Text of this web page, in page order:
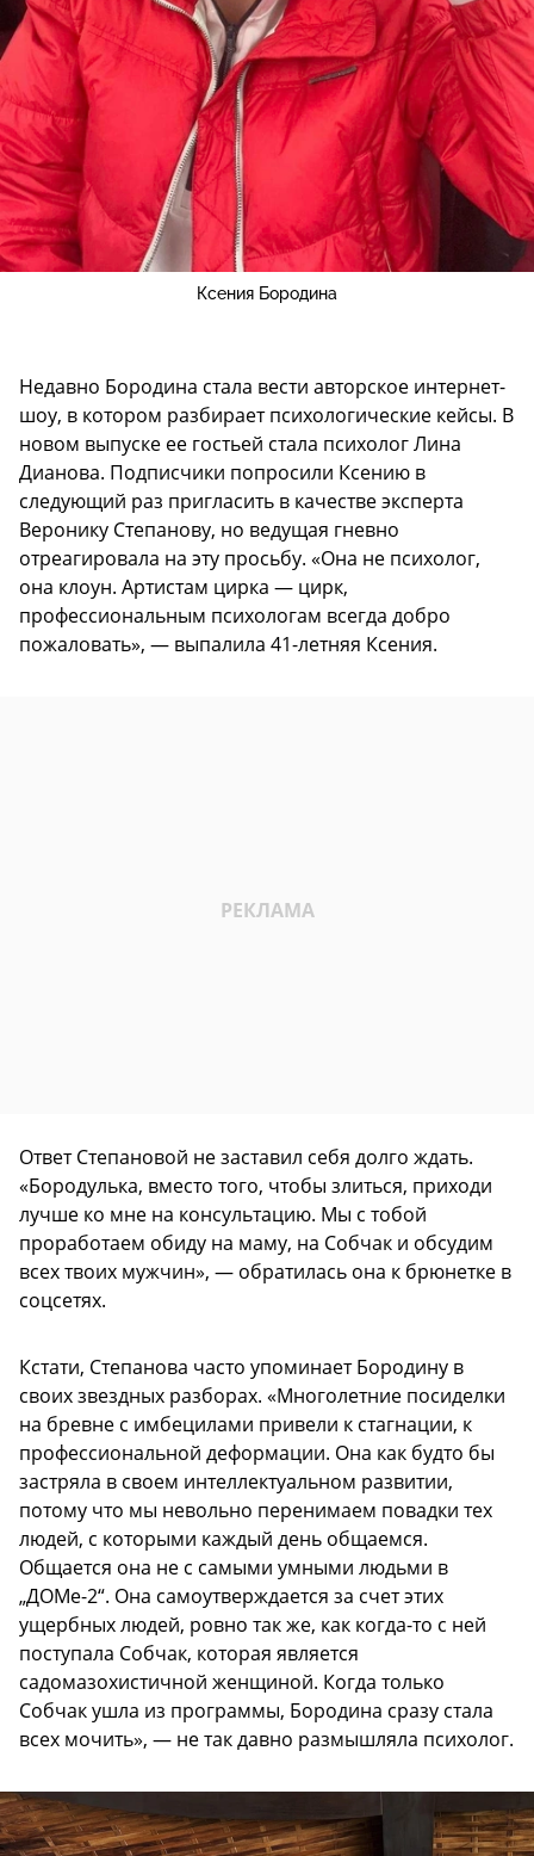
Ксения Бородина
Недавно Бородина стала вести авторское интернет-
шоу, в котором разбирает психологические кейсы. В
новом выпуске ее гостьей стала психолог Лина
Дианова. Подписчики попросили Ксению в
следующий раз пригласить в качестве эксперта
Веронику Степанову, но ведущая гневно
отреагировала на эту просьбу. «Она не психолог,
она клоун. Артистам цирка — цирк,
профессиональным психологам всегда добро
пожаловать», — выпалила 41-летняя Ксения.
Ответ Степановой не заставил себя долго ждать.
«Бородулька, вместо того, чтобы злиться, приходи
лучше ко мне на консультацию. Мы с тобой
проработаем обиду на маму, на Собчак и обсудим
всех твоих мужчин», — обратилась она к брюнетке в
соцсетях.
Кстати, Степанова часто упоминает Бородину в
своих звездных разборах. «Многолетние посиделки
на бревне с имбецилами привели к стагнации, к
профессиональной деформации. Она как будто бы
застряла в своем интеллектуальном развитии,
потому что мы невольно перенимаем повадки тех
людей, с которыми каждый день общаемся.
Общается она не с самыми умными людьми в
„ДОМе-2“. Она самоутверждается за счет этих
ущербных людей, ровно так же, как когда-то с ней
поступала Собчак, которая является
садомазохистичной женщиной. Когда только
Собчак ушла из программы, Бородина сразу стала
всех мочить», — не так давно размышляла психолог.